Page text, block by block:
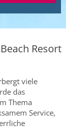
Resort
viele
das
Thema
Service,